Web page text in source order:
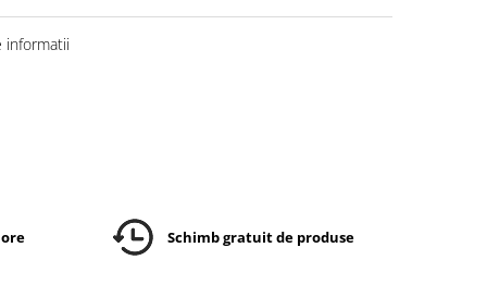
informatii
Schimb gratuit de produse